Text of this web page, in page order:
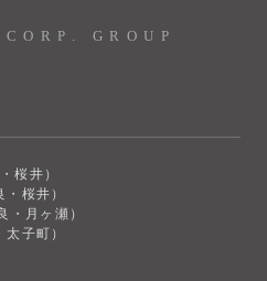
GROUP
桜井）
桜井）
月ヶ瀬）
子町）